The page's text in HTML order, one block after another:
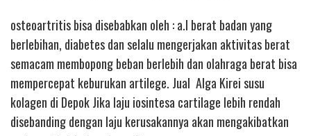
osteoartritis bisa disebabkan oleh : a.l berat badan yang
berlebihan, diabetes dan selalu mengerjakan aktivitas berat
semacam membopong beban berlebih dan olahraga berat bisa
mempercepat keburukan artilege. Jual Alga Kirei susu
kolagen di Depok Jika laju iosintesa cartilage lebih rendah
disebanding dengan laju kerusakannya akan mengakibatkan